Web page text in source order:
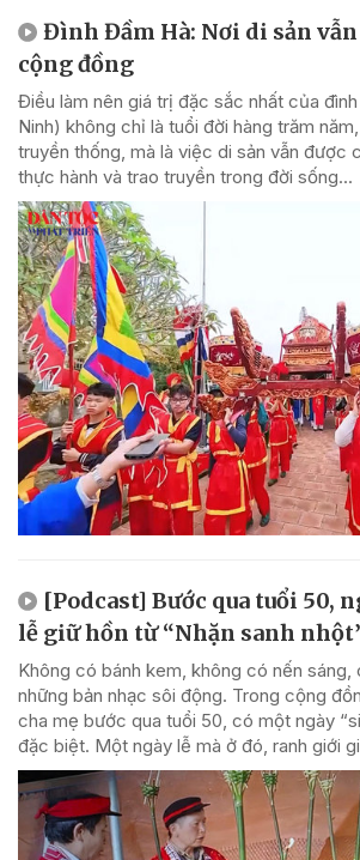
Đình Đầm Hà: Nơi di sản
cộng đồng
Điều làm nên giá trị đặc sắc nhất của
Ninh) không chỉ là tuổi đời hàng trăm
truyền thống, mà là việc di sản vẫn được
thực hành và trao truyền trong đời sống...
[Podcast] Bước qua tuổi 50,
lễ giữ hồn từ “Nhặn sanh
Không có bánh kem, không có nến
những bản nhạc sôi động. Trong cộng
cha mẹ bước qua tuổi 50, có một ngày
đặc biệt. Một ngày lễ mà ở đó, ranh giới